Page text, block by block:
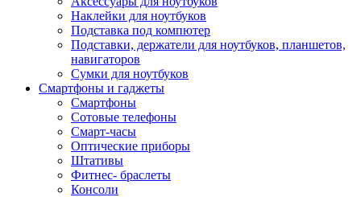
Наклейки для ноутбуков
Подставка под компютер
Подставки, держатели для ноутбуков, планшетов,
навигаторов
Сумки для ноутбуков
Смартфоны и гаджеты
Смартфоны
Сотовые телефоны
Смарт-часы
Оптические приборы
Штативы
Фитнес- браслеты
Консоли